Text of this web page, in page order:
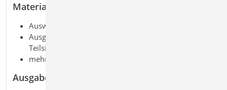
Material
Auswahl Material und Norm
Ausgabe der materialbezogenen
Teilsicherheitsbeiwerte aus den Projekt-Stammdaten
mehrere Materialien auswählbar
Ausgabe